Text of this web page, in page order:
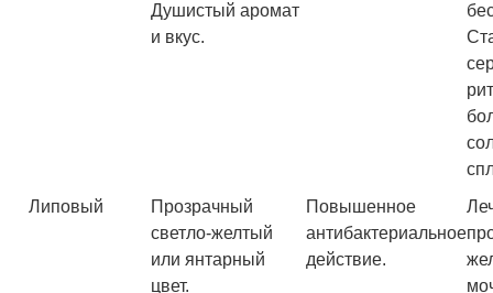
Душистый аромат
и вкус.
Липовый
Прозрачный
светло-желтый
или янтарный
цвет.
Повышенное
антибактериальное
действие.